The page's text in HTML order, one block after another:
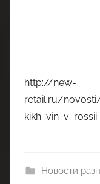
http://new-
retail.ru/
Новости